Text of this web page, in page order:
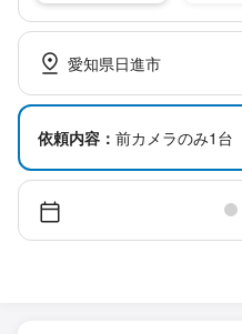
愛知県日進市
依頼内容： 前カメラのみ1台